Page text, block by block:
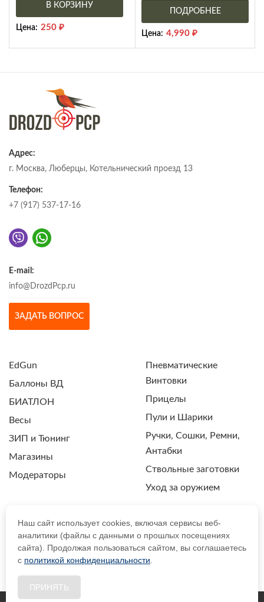
В КОРЗИНУ
Цена: 250 ₽
ПОДРОБНЕЕ
Цена: 4,990 ₽
Адрес:
г. Москва, Люберцы, Котельнический проезд 13
Телефон:
+7 (917) 537-17-16
E-mail:
info@DrozdPcp.ru
ЗАДАТЬ ВОПРОС
EdGun
Баллоны ВД
БИАТЛОН
Весы
ЗИП и Тюнинг
Магазины
Модераторы
Пневматические
Винтовки
Прицелы
Пули и Шарики
Ручки, Сошки, Ремни,
Антабки
Ствольные заготовки
Уход за оружием
ПОЛИТИКА КОНФИДЕНЦИАЛЬНОСТИ
Наш сайт использует cookies, включая сервисы веб-
аналитики (файлы с данными о прошлых посещениях
сайта). Продолжая пользоваться сайтом, вы соглашаетесь
с политикой конфиденциальности
ПРИНЯТЬ